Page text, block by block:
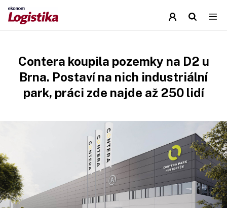
Contera koupila pozemky na D2 u
Brna. Postaví na nich industriální
park, práci zde najde až 250 lidí